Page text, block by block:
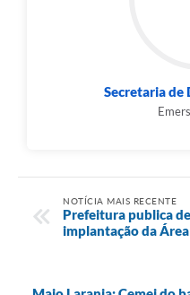
Secretaria de
NOTÍCIA MAIS RECENTE
Prefeitura publica
implantação da